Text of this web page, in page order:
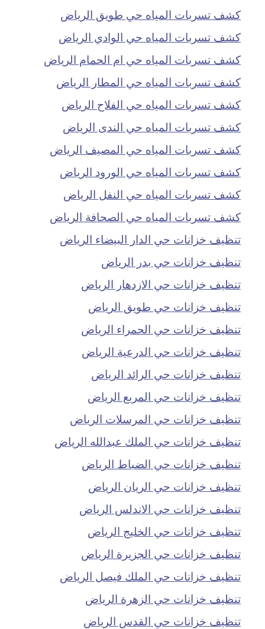
كشف تسربات المياه حي طويق الرياض
كشف تسربات المياه حي الوادي الرياض
كشف تسربات المياه حي ام الحمام الرياض
كشف تسربات المياه حي المطار الرياض
كشف تسربات المياه حي الفلاح الرياض
كشف تسربات المياه حي الندى الرياض
كشف تسربات المياه حي المصيف الرياض
كشف تسربات المياه حي الورود الرياض
كشف تسربات المياه حي النفل الرياض
كشف تسربات المياه حي الصحافة الرياض
تنظيف خزانات حي الدار البيضاء الرياض
تنظيف خزانات حي بدر الرياض
تنظيف خزانات حي الازدهار الرياض
تنظيف خزانات حي طويق الرياض
تنظيف خزانات حي الحمراء الرياض
تنظيف خزانات حي الدرعية الرياض
تنظيف خزانات حي الرائد الرياض
تنظيف خزانات حي المربع الرياض
تنظيف خزانات حي المرسلات الرياض
تنظيف خزانات حي الملك عبدالله الرياض
تنظيف خزانات حي الضباط الرياض
تنظيف خزانات حي الريان الرياض
تنظيف خزانات حي الاندلس الرياض
تنظيف خزانات حي الخليج الرياض
تنظيف خزانات حي الجزيرة الرياض
تنظيف خزانات حي الملك فيصل الرياض
تنظيف خزانات حي الزهرة الرياض
تنظيف خزانات حي القدس الرياض